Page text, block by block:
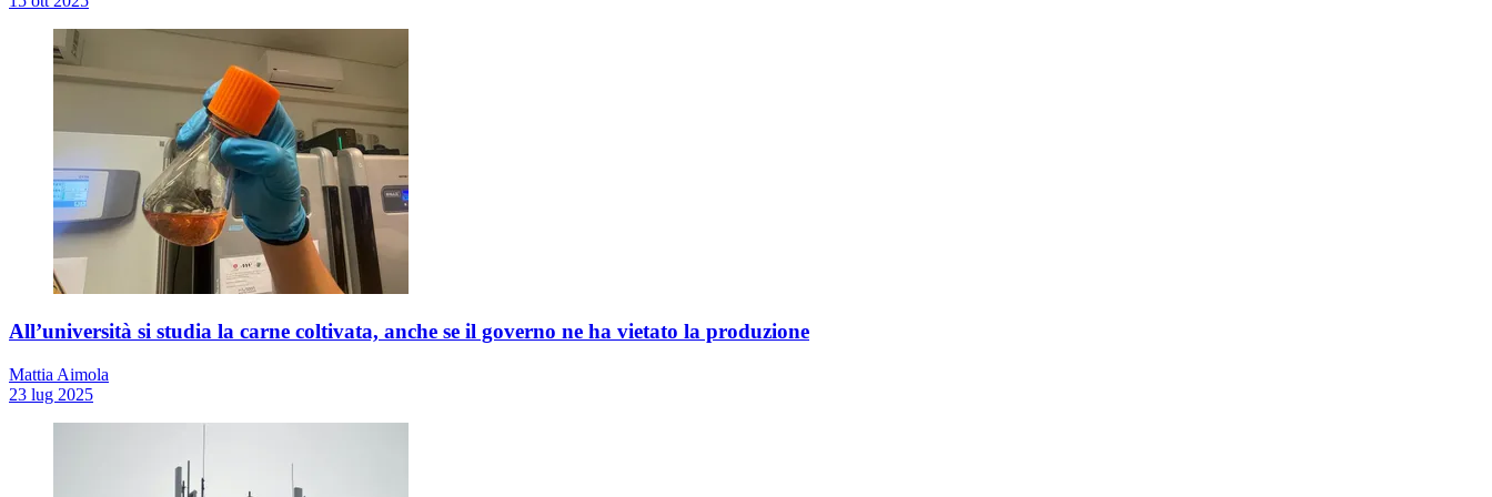
All’università si studia la carne coltivata, anche se il governo ne ha vietato la produzione
Mattia Aimola
23 lug 2025